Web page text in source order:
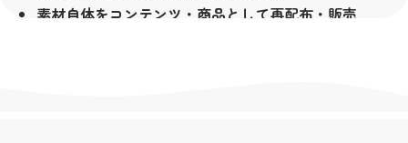
素材自体をコンテンツ・商品として再配布・販売